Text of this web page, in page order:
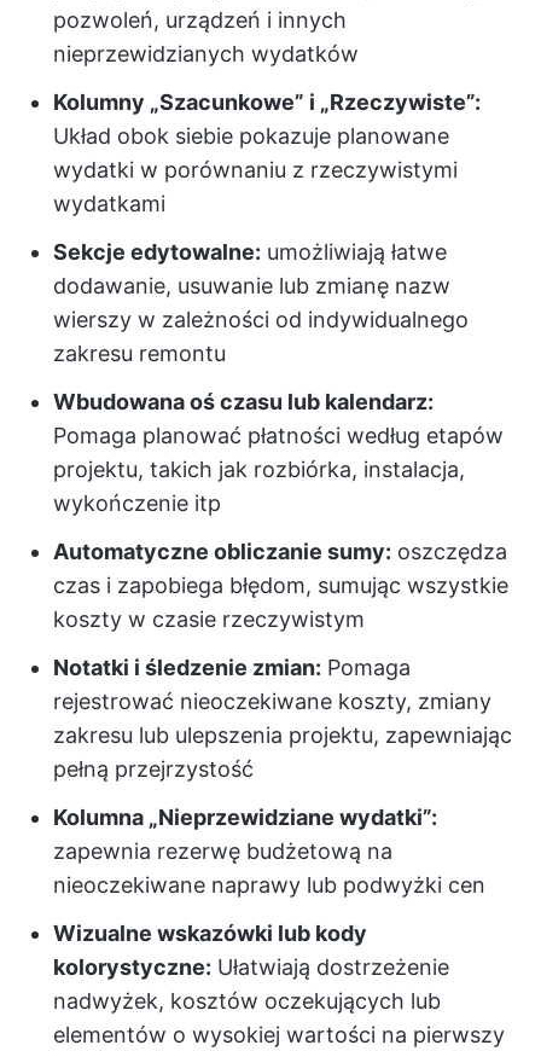
pozwoleń, urządzeń i innych
nieprzewidzianych wydatków
Kolumny „Szacunkowe” i „Rzeczywiste”:
Układ obok siebie pokazuje planowane
wydatki w porównaniu z rzeczywistymi
wydatkami
Sekcje edytowalne: umożliwiają łatwe
dodawanie, usuwanie lub zmianę nazw
wierszy w zależności od indywidualnego
zakresu remontu
Wbudowana oś czasu lub kalendarz:
Pomaga planować płatności według etapów
projektu, takich jak rozbiórka, instalacja,
wykończenie itp
Automatyczne obliczanie sumy: oszczędza
czas i zapobiega błędom, sumując wszystkie
koszty w czasie rzeczywistym
Notatki i śledzenie zmian: Pomaga
rejestrować nieoczekiwane koszty, zmiany
zakresu lub ulepszenia projektu, zapewniając
pełną przejrzystość
Kolumna „Nieprzewidziane wydatki”:
zapewnia rezerwę budżetową na
nieoczekiwane naprawy lub podwyżki cen
Wizualne wskazówki lub kody
kolorystyczne: Ułatwiają dostrzeżenie
nadwyżek, kosztów oczekujących lub
elementów o wysokiej wartości na pierwszy